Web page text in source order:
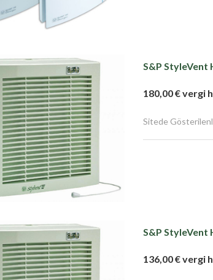
S&P StyleVent
180,00 € vergi
Sitede
S&P StyleVent
136,00 € vergi